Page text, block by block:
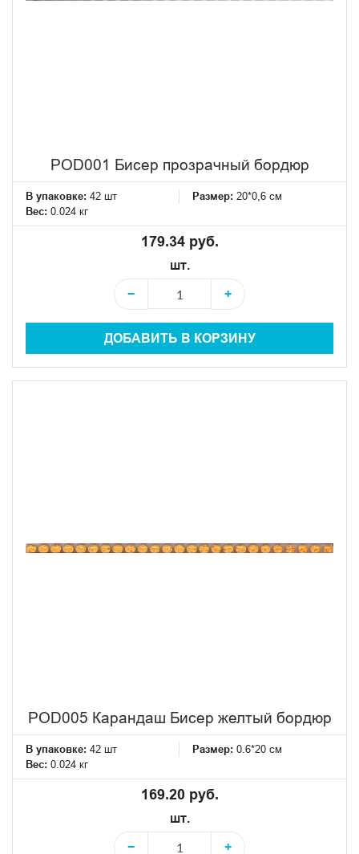
POD001 Бисер прозрачный бордюр
В упаковке: 42 шт Размер: 20*0,6 см
Вес: 0.024 кг
179.34 руб.
шт.
−
+
ДОБАВИТЬ В КОРЗИНУ
POD005 Карандаш Бисер желтый бордюр
В упаковке: 42 шт Размер: 0.6*20 см
Вес: 0.024 кг
169.20 руб.
шт.
−
+